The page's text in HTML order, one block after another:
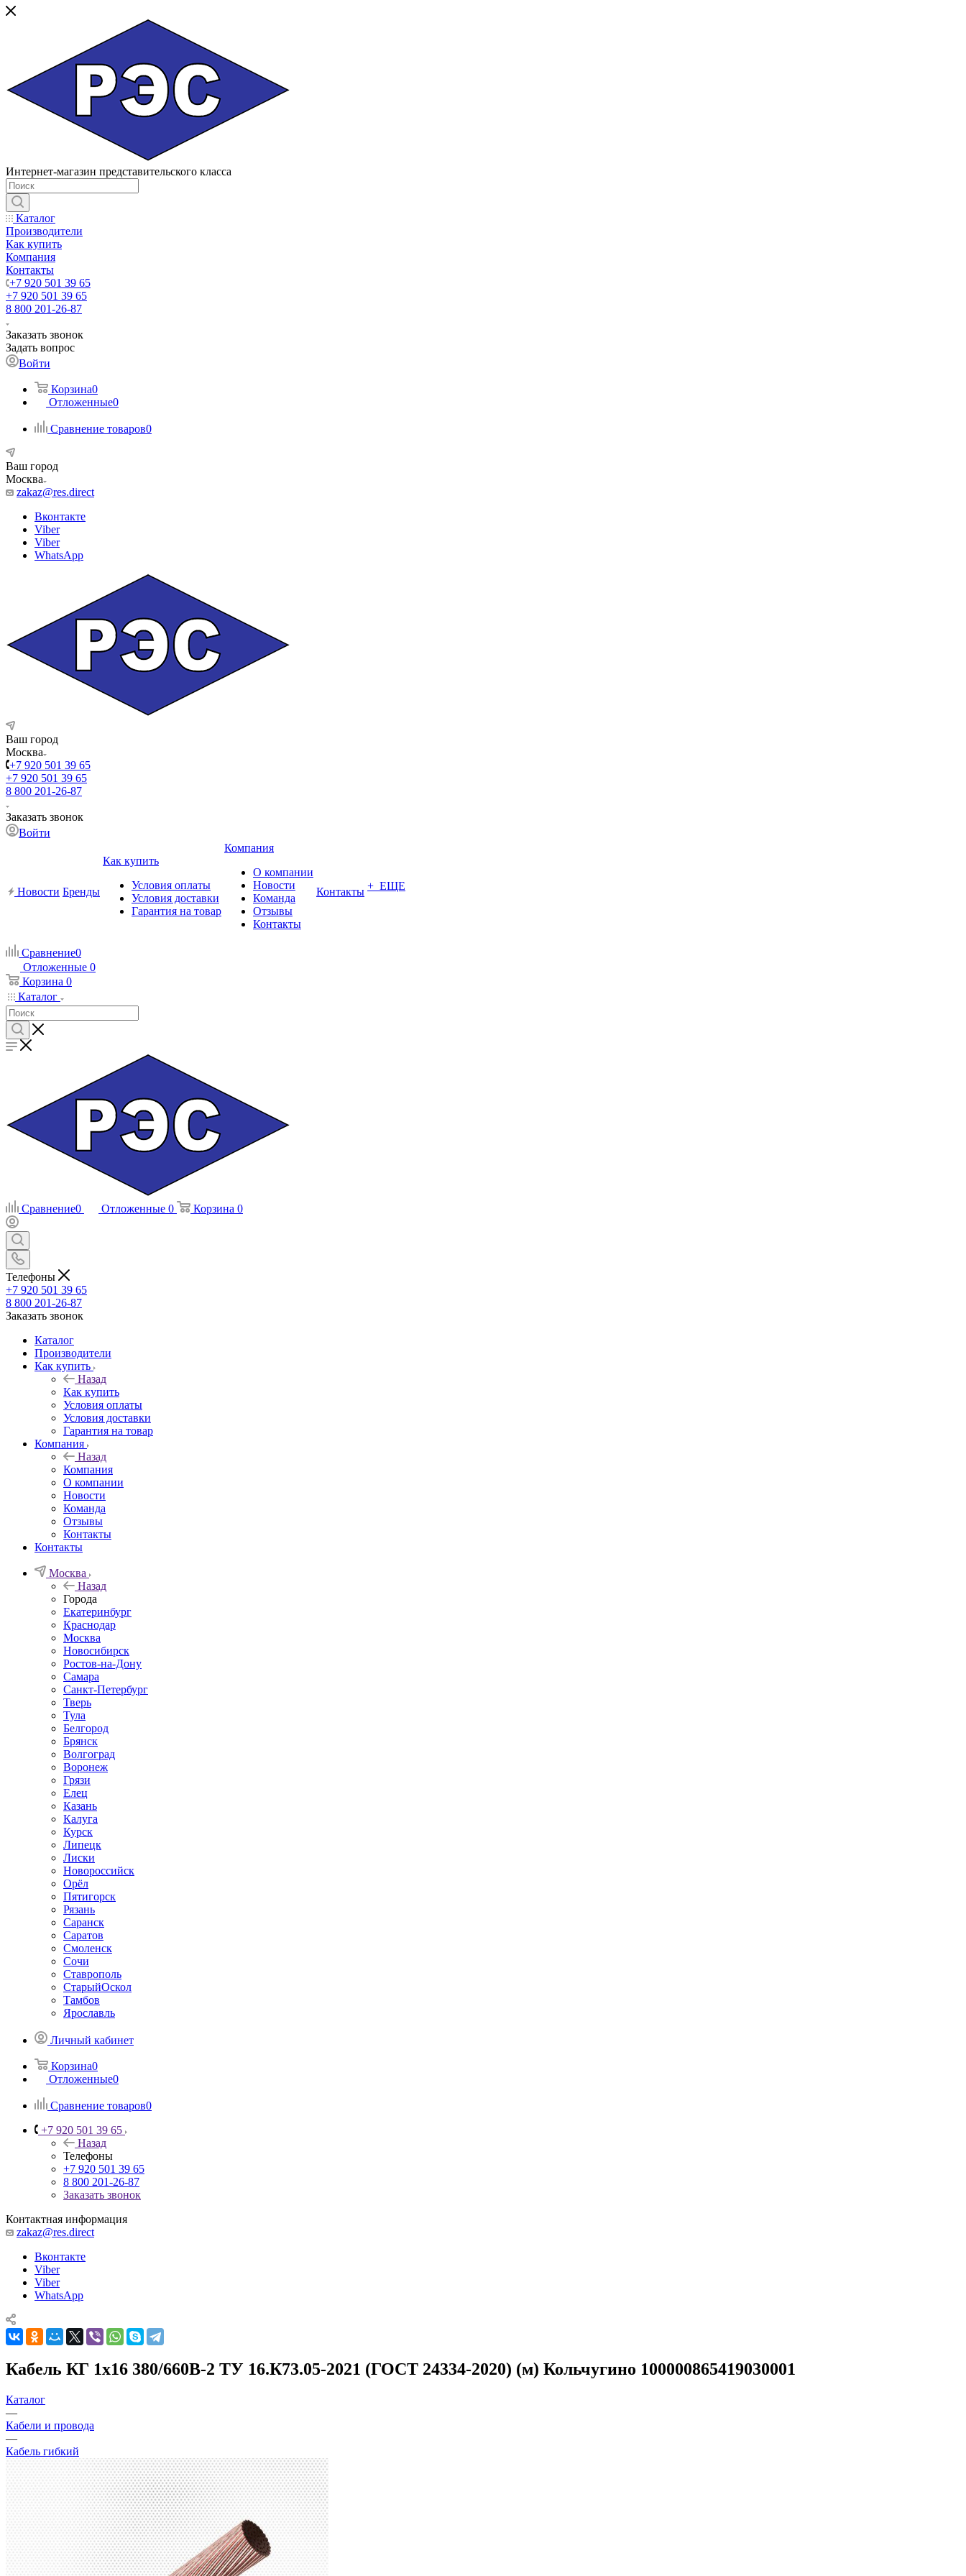
Интернет-магазин представительского класса
Каталог
Производители
Как купить
Компания
Контакты
+7 920 501 39 65
+7 920 501 39 65
8 800 201-26-87
Заказать звонок
Задать вопрос
Войти
Корзина0
Отложенные0
Сравнение товаров0
Ваш город
Москва
zakaz@res.direct
Вконтакте
Viber
Viber
WhatsApp
Ваш город
Москва
+7 920 501 39 65
+7 920 501 39 65
8 800 201-26-87
Заказать звонок
Войти
Новости Бренды
Как купить
Условия оплаты
Условия доставки
Гарантия на товар
Компания
О компании
Новости
Команда
Отзывы
Контакты
Контакты + ЕЩЕ
Сравнение0
Отложенные 0
Корзина 0
Каталог
Сравнение0 Отложенные 0 Корзина 0
Телефоны
+7 920 501 39 65
8 800 201-26-87
Заказать звонок
Каталог
Производители
Как купить
Назад
Как купить
Условия оплаты
Условия доставки
Гарантия на товар
Компания
Назад
Компания
О компании
Новости
Команда
Отзывы
Контакты
Контакты
Москва
Назад
Города
Екатеринбург
Краснодар
Москва
Новосибирск
Ростов-на-Дону
Самара
Санкт-Петербург
Тверь
Тула
Белгород
Брянск
Волгоград
Воронеж
Грязи
Елец
Казань
Калуга
Курск
Липецк
Лиски
Новороссийск
Орёл
Пятигорск
Рязань
Саранск
Саратов
Смоленск
Сочи
Ставрополь
СтарыйОскол
Тамбов
Ярославль
Личный кабинет
Корзина0
Отложенные0
Сравнение товаров0
+7 920 501 39 65
Назад
Телефоны
+7 920 501 39 65
8 800 201-26-87
Заказать звонок
Контактная информация
zakaz@res.direct
Вконтакте
Viber
Viber
WhatsApp
Кабель КГ 1х16 380/660В-2 ТУ 16.К73.05-2021 (ГОСТ 24334-2020) (м) Кольчугино 100000865419030001
Каталог
—
Кабели и провода
—
Кабель гибкий